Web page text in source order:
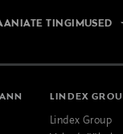
TINGIMUSED
LINDEX
Lindex Group